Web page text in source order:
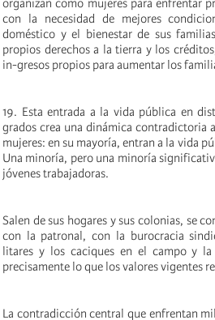
organizan como mujeres para enfrentar
con la necesidad de mejores
doméstico y el bienestar de sus
propios derechos a la tierra y los
in-gresos propios para aumentar los
19. Esta entrada a la vida pública en
grados crea una dinámica contradictoria
mujeres: en su mayoría, entran a la vida
Una minoría, pero una minoría
jóvenes trabajadoras.
Salen de sus hogares y sus colonias, se
con la patronal, con la burocracia
litares y los caciques en el campo y la
precisamente lo que los valores vigentes
La contradicción central que enfrentan